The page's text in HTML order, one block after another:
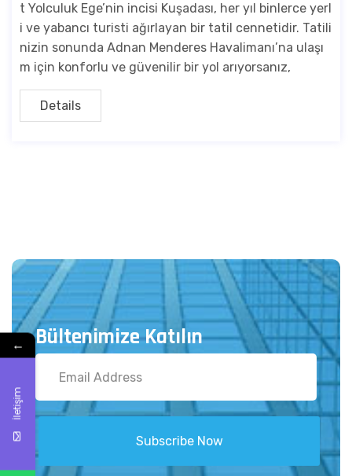
t Yolculuk Ege’nin incisi Kuşadası, her yıl binlerce yerl
i ve yabancı turisti ağırlayan bir tatil cennetidir. Tatili
nizin sonunda Adnan Menderes Havalimanı’na ulaşı
m için konforlu ve güvenilir bir yol arıyorsanız,
Details
Bültenimize Katılın
Subscribe Now
←
İletişim